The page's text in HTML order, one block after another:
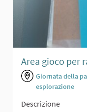
Area gioco per
Giornata della
esplorazione
Descrizione